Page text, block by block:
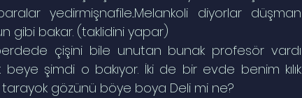
yedirmişnafile...Melankoli diyorlar düşman
gibi bakar. (taklidini yapar)
çişini bile unutan bunak profesör vardı
şimdi o bakıyor. İki de bir evde benim kılık
tarayok gözünü böye boya Deli mi ne?